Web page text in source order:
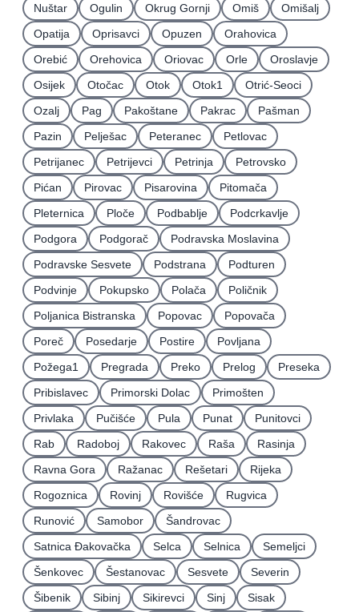
Nuštar
Ogulin Okrug Gornji Omiš
Omišalj
Opatija
Oprisavci Opuzen
Orahovica
Orebić
Orehovica Oriovac Orle
Oroslavje
Osijek
Otočac Otok Otok1
Otrić-Seoci
Ozalj
Pag Pakoštane Pakrac
Pašman
Pazin
Pelješac Peteranec
Petlovac
Petrijanec
Petrijevci Petrinja
Petrovsko
Pićan
Pirovac Pisarovina
Pitomača
Pleternica
Ploče Podbablje
Podcrkavlje
Podgora
Podgorač
Podravska Moslavina
Podravske Sesvete
Podstrana
Podturen
Podvinje
Pokupsko Polača
Poličnik
Poljanica Bistranska
Popovac
Popovača
Poreč
Posedarje Postire
Povljana
Požega1
Pregrada Preko Prelog
Preseka
Pribislavec
Primorski Dolac
Primošten
Privlaka
Pučišće Pula Punat
Punitovci
Rab
Radoboj Rakovec Raša
Rasinja
Ravna Gora
Ražanac Rešetari
Rijeka
Rogoznica
Rovinj Rovišće
Rugvica
Runović
Samobor
Šandrovac
Satnica Ðakovačka
Selca Selnica
Semeljci
Šenkovec
Šestanovac Sesvete
Severin
Šibenik
Sibinj Sikirevci Sinj
Sisak